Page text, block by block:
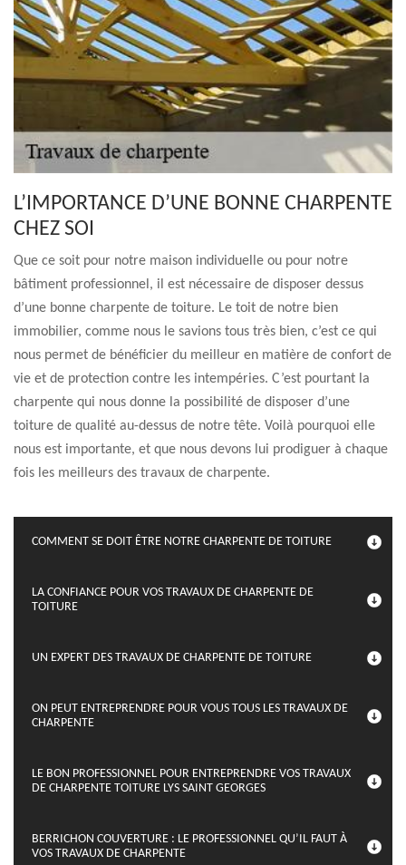
L’IMPORTANCE D’UNE BONNE CHARPENTE
CHEZ SOI
Que ce soit pour notre maison individuelle ou pour notre
bâtiment professionnel, il est nécessaire de disposer dessus
d’une bonne charpente de toiture. Le toit de notre bien
immobilier, comme nous le savions tous très bien, c’est ce qui
nous permet de bénéficier du meilleur en matière de confort de
vie et de protection contre les intempéries. C’est pourtant la
charpente qui nous donne la possibilité de disposer d’une
toiture de qualité au-dessus de notre tête. Voilà pourquoi elle
nous est importante, et que nous devons lui prodiguer à chaque
fois les meilleurs des travaux de charpente.
COMMENT SE DOIT ÊTRE NOTRE CHARPENTE DE TOITURE
LA CONFIANCE POUR VOS TRAVAUX DE CHARPENTE DE
TOITURE
UN EXPERT DES TRAVAUX DE CHARPENTE DE TOITURE
ON PEUT ENTREPRENDRE POUR VOUS TOUS LES TRAVAUX DE
CHARPENTE
LE BON PROFESSIONNEL POUR ENTREPRENDRE VOS TRAVAUX
DE CHARPENTE TOITURE LYS SAINT GEORGES
BERRICHON COUVERTURE : LE PROFESSIONNEL QU’IL FAUT À
VOS TRAVAUX DE CHARPENTE